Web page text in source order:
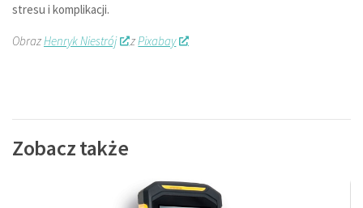
stresu i komplikacji.
ObrazHenryk Niestrój zPixabay
Zobacz także